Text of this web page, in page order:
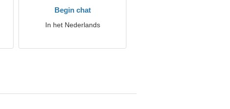
Begin chat
In het Nederlands